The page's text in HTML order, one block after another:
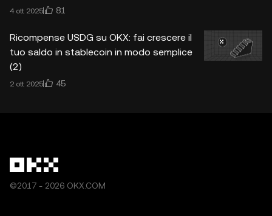
4 ott 2025 81
Ricompense USDG su OKX: fai crescere il
tuo saldo in stablecoin in modo semplice
(2)
2 ott 2025 45
©2017 - 2026 OKX.COM